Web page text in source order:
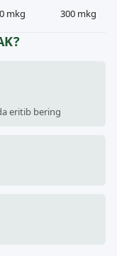
mkg 300 mkg
eritib bering